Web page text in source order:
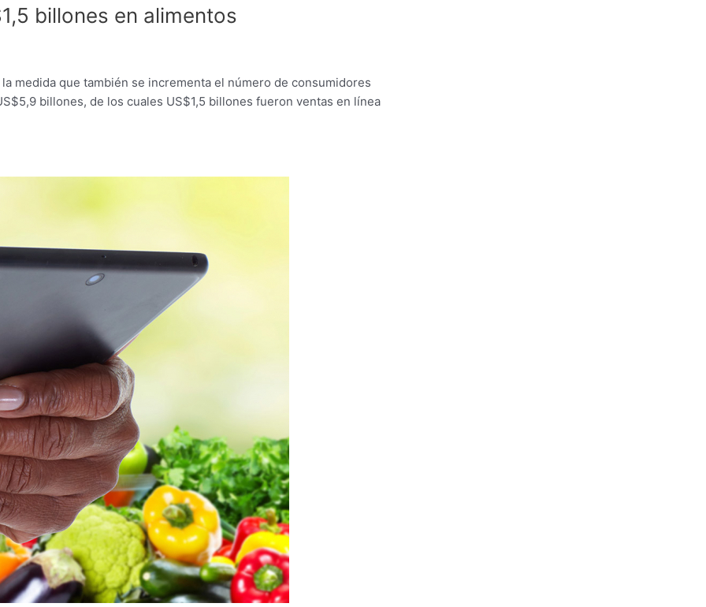
billones en alimentos
medida que también se incrementa el número de consumidores
billones, de los cuales US$1,5 billones fueron ventas en línea